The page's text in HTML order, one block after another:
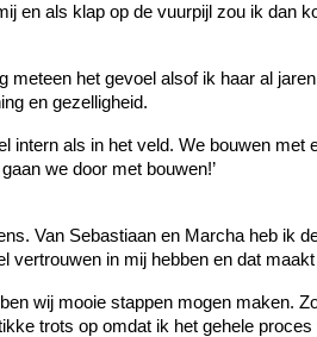
en als klap op de vuurpijl zou ik dan
het gevoel alsof ik haar al
en gezelligheid.
als in het veld. We bouwen met
we door met bouwen!’
Van Sebastiaan en Marcha heb ik
vertrouwen in mij hebben en dat
wij mooie stappen mogen maken.
trots op omdat ik het gehele